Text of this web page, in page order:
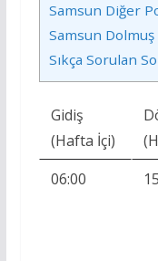
Samsun Diğer
Samsun
Sıkça Sorulan
Gidiş
(Hafta İçi)
06:00